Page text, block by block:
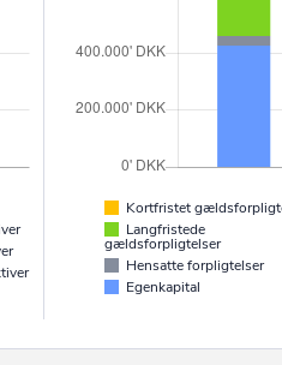
Kortfristet
Langfristede
gældsforpligtelser
Hensatte forpligtelser
Egenkapital